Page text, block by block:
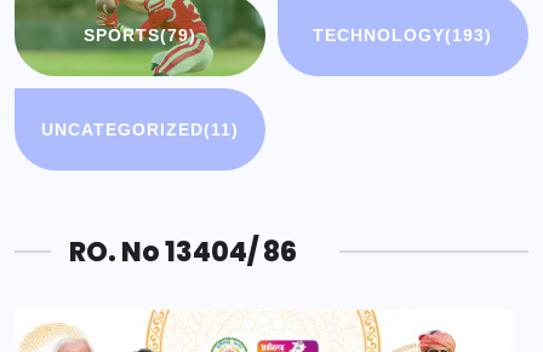
SPORTS(79) TECHNOLOGY(193)
UNCATEGORIZED(11)
RO. No 13404/ 86